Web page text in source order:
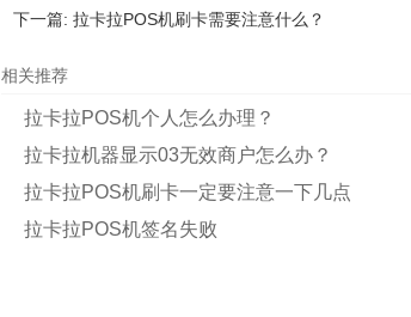
下一篇: 拉卡拉POS机刷卡需要注意什么？
相关推荐
拉卡拉POS机个人怎么办理？
拉卡拉机器显示03无效商户怎么办？
拉卡拉POS机刷卡一定要注意一下几点
拉卡拉POS机签名失败